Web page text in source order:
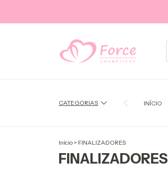
CATEGORIAS INÍCIO
Início > FINALIZADORES
FINALIZADORES